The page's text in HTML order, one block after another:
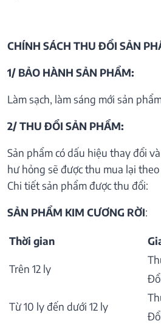
CHÍNH SÁCH THU ĐỔI SẢN
1/ BẢO HÀNH SẢN PHẨM:
Làm sạch, làm sáng mới sản
2/ THU ĐỔI SẢN PHẨM:
Sản phẩm có dấu hiệu thay đổi
hư hỏng sẽ được thu mua lại
Chi tiết sản phẩm được thu đổi:
SẢN PHẨM KIM CƯƠNG RỜI:
Thời gian
Trên 12 ly
Từ 10 ly đến dưới 12 ly